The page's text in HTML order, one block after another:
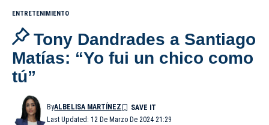
ENTRETENIMIENTO
Tony Dandrades a Santiago
Matías: “Yo fui un chico como
tú”
Last Updated: 12 De Marzo De 2024 21:29
ByALBELISA MARTÍNEZ